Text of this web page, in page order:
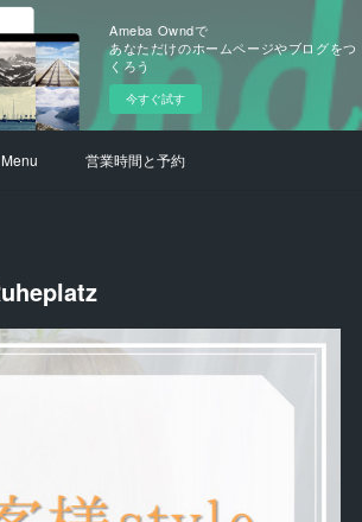
Ameba Owndで
あなただけのホームページやブログをつ
くろう
今すぐ試す
営業時間と予約